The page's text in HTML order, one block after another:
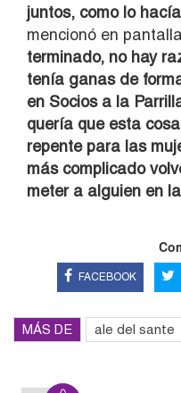
juntos, como lo
mencionó en
terminado, no hay
tenía ganas de
en Socios a la
quería que esta
repente para las
más complicado
meter a alguien en
FACEBOOK
MÁS DE ale del sante